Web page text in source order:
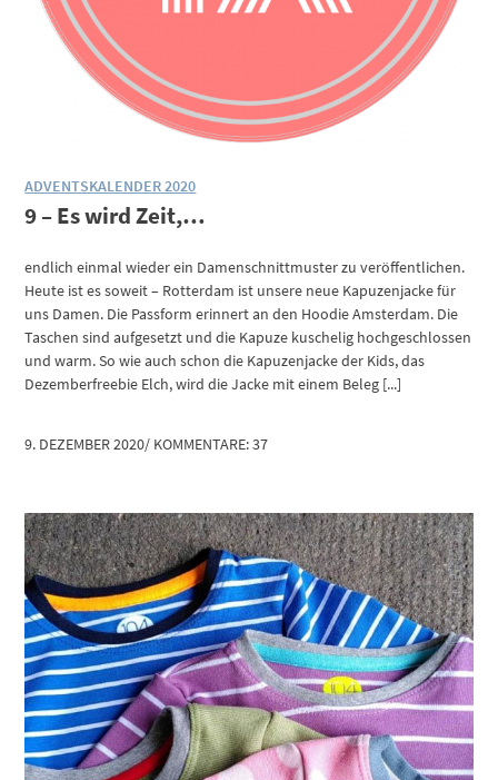
ADVENTSKALENDER 2020
9 – Es wird Zeit,…
endlich einmal wieder ein Damenschnittmuster zu veröffentlichen.
Heute ist es soweit – Rotterdam ist unsere neue Kapuzenjacke für
uns Damen. Die Passform erinnert an den Hoodie Amsterdam. Die
Taschen sind aufgesetzt und die Kapuze kuschelig hochgeschlossen
und warm. So wie auch schon die Kapuzenjacke der Kids, das
Dezemberfreebie Elch, wird die Jacke mit einem Beleg [...]
9. DEZEMBER 2020/ KOMMENTARE: 37